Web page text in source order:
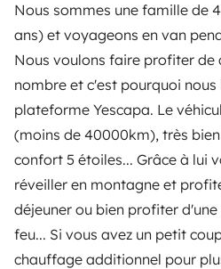
Nous sommes une famille de
ans) et voyageons en van
Nous voulons faire profiter de
nombre et c'est pourquoi
plateforme Yescapa. Le
(moins de 40000km), très
confort 5 étoiles... Grâce à lui
réveiller en montagne et
déjeuner ou bien profiter
feu... Si vous avez un petit
chauffage additionnel pour
Instagram
X Pinterest
ALQUILER AUTOCARAVANAS
¿Cómo funciona?
Tus primeros pasos en
Las opiniones de nuestros